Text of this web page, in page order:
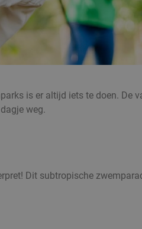
is er altijd iets te doen. De
weg.
Dit subtropische